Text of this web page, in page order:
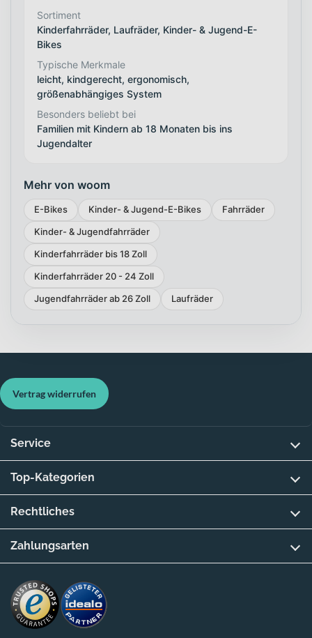
Sortiment
Kinderfahrräder, Laufräder, Kinder- & Jugend-E-
Bikes
Typische Merkmale
leicht, kindgerecht, ergonomisch,
größenabhängiges System
Besonders beliebt bei
Familien mit Kindern ab 18 Monaten bis ins
Jugendalter
Mehr von woom
E-Bikes Kinder- & Jugend-E-Bikes
Fahrräder
Kinder- & Jugendfahrräder
Kinderfahrräder bis 18 Zoll
Kinderfahrräder 20 - 24 Zoll
Jugendfahrräder ab 26 Zoll
Laufräder
Vertrag widerrufen
Service
Top-Kategorien
Rechtliches
Zahlungsarten